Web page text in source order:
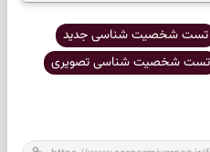
تست شخصیت شناسی جدید
تست شخصیت شناسی تصویری